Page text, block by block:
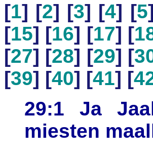
[1] [2] [3] [4] [5
[15] [16] [17] [
[27] [28] [29] [
[39] [40] [41] [
29:1 Ja
miesten